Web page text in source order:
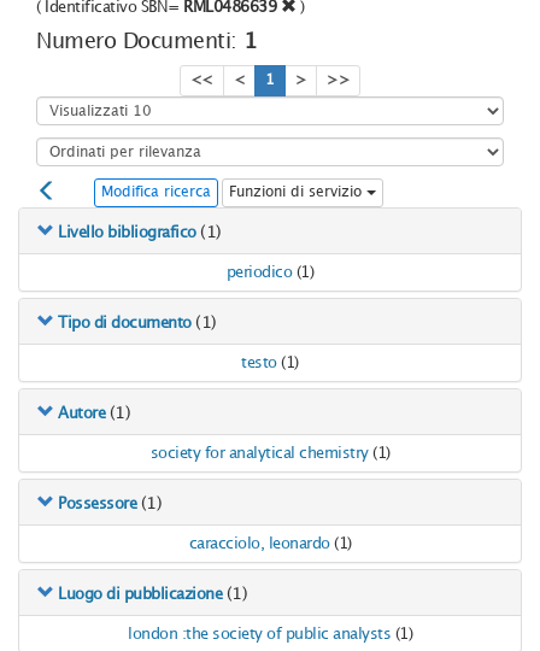
( Identificativo SBN= RML0486639 )
Numero Documenti: 1
<< < 1 > >>
Modifica ricerca Funzioni di servizio
Livello bibliografico (1)
periodico (1)
Tipo di documento (1)
testo (1)
Autore (1)
society for analytical chemistry (1)
Possessore (1)
caracciolo, leonardo (1)
Luogo di pubblicazione (1)
london :the society of public analysts (1)